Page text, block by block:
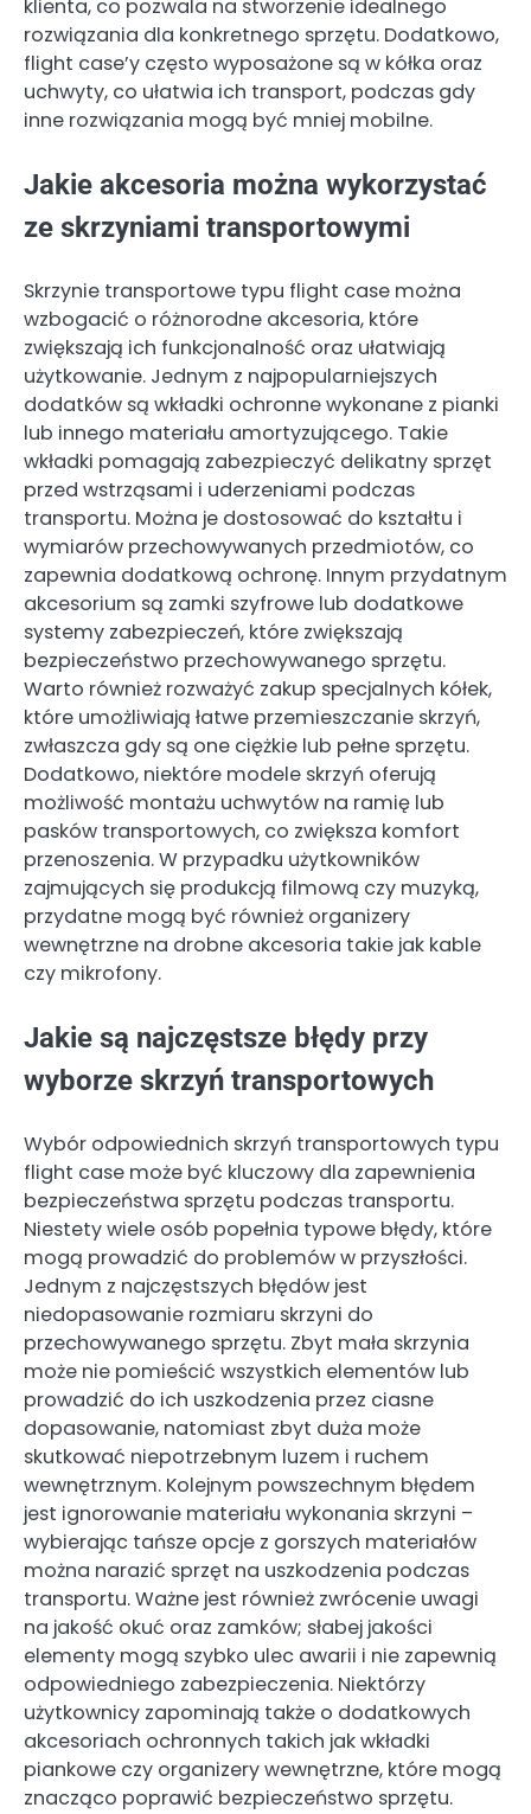
klienta, co pozwala na stworzenie idealnego
rozwiązania dla konkretnego sprzętu. Dodatkowo,
flight case’y często wyposażone są w kółka oraz
uchwyty, co ułatwia ich transport, podczas gdy
inne rozwiązania mogą być mniej mobilne.
Jakie akcesoria można wykorzystać
ze skrzyniami transportowymi
Skrzynie transportowe typu flight case można
wzbogacić o różnorodne akcesoria, które
zwiększają ich funkcjonalność oraz ułatwiają
użytkowanie. Jednym z najpopularniejszych
dodatków są wkładki ochronne wykonane z pianki
lub innego materiału amortyzującego. Takie
wkładki pomagają zabezpieczyć delikatny sprzęt
przed wstrząsami i uderzeniami podczas
transportu. Można je dostosować do kształtu i
wymiarów przechowywanych przedmiotów, co
zapewnia dodatkową ochronę. Innym przydatnym
akcesorium są zamki szyfrowe lub dodatkowe
systemy zabezpieczeń, które zwiększają
bezpieczeństwo przechowywanego sprzętu.
Warto również rozważyć zakup specjalnych kółek,
które umożliwiają łatwe przemieszczanie skrzyń,
zwłaszcza gdy są one ciężkie lub pełne sprzętu.
Dodatkowo, niektóre modele skrzyń oferują
możliwość montażu uchwytów na ramię lub
pasków transportowych, co zwiększa komfort
przenoszenia. W przypadku użytkowników
zajmujących się produkcją filmową czy muzyką,
przydatne mogą być również organizery
wewnętrzne na drobne akcesoria takie jak kable
czy mikrofony.
Jakie są najczęstsze błędy przy
wyborze skrzyń transportowych
Wybór odpowiednich skrzyń transportowych typu
flight case może być kluczowy dla zapewnienia
bezpieczeństwa sprzętu podczas transportu.
Niestety wiele osób popełnia typowe błędy, które
mogą prowadzić do problemów w przyszłości.
Jednym z najczęstszych błędów jest
niedopasowanie rozmiaru skrzyni do
przechowywanego sprzętu. Zbyt mała skrzynia
może nie pomieścić wszystkich elementów lub
prowadzić do ich uszkodzenia przez ciasne
dopasowanie, natomiast zbyt duża może
skutkować niepotrzebnym luzem i ruchem
wewnętrznym. Kolejnym powszechnym błędem
jest ignorowanie materiału wykonania skrzyni –
wybierając tańsze opcje z gorszych materiałów
można narazić sprzęt na uszkodzenia podczas
transportu. Ważne jest również zwrócenie uwagi
na jakość okuć oraz zamków; słabej jakości
elementy mogą szybko ulec awarii i nie zapewnią
odpowiedniego zabezpieczenia. Niektórzy
użytkownicy zapominają także o dodatkowych
akcesoriach ochronnych takich jak wkładki
piankowe czy organizery wewnętrzne, które mogą
znacząco poprawić bezpieczeństwo sprzętu.